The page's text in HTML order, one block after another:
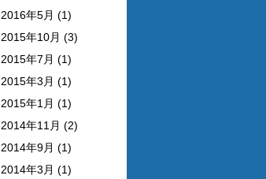
2016年5月 (1)
2015年10月 (3)
2015年7月 (1)
2015年3月 (1)
2015年1月 (1)
2014年11月 (2)
2014年9月 (1)
2014年3月 (1)